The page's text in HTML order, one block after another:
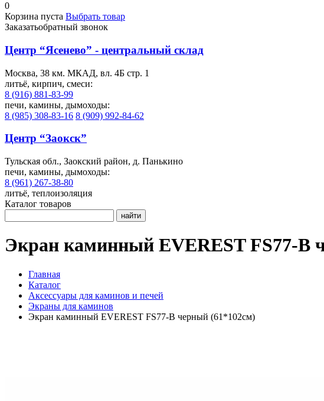
0
Корзина пуста Выбрать товар
Заказатьобратный звонок
Центр “Ясенево” - центральный склад
Москва, 38 км. МКАД, вл. 4Б стр. 1
литьё, кирпич, смеси:
8 (916) 881-83-99
печи, камины, дымоходы:
8 (985) 308-83-16 8 (909) 992-84-62
Центр “Заокск”
Тульская обл., Заокский район, д. Панькино
печи, камины, дымоходы:
8 (961) 267-38-80
литьё, теплоизоляция
Каталог товаров
найти
Экран каминный EVEREST FS77-B
Главная
Каталог
Аксессуары для каминов и печей
Экраны для каминов
Экран каминный EVEREST FS77-B черный (61*102см)